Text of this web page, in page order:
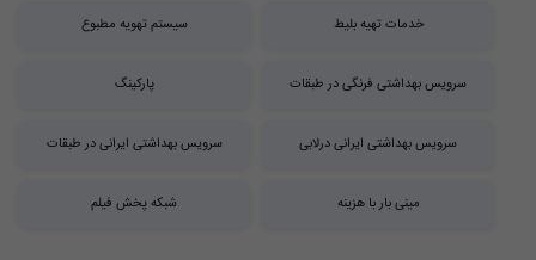
خدمات تهیه بلیط سیستم تهویه مطبوع
سرویس بهداشتی فرنگی در طبقات پارکینگ
سرویس بهداشتی ایرانی درلابی سرویس بهداشتی ایرانی در طبقات
مینی بار با هزینه شبکه پخش فیلم